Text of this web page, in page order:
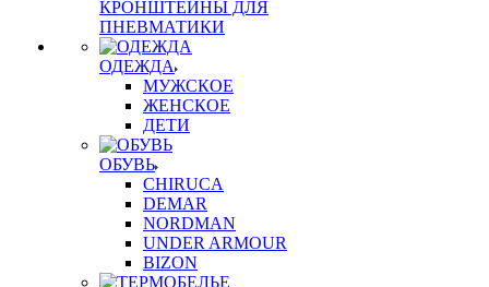
КРОНШТЕЙНЫ ДЛЯ
ПНЕВМАТИКИ
ОДЕЖДА
МУЖСКОЕ
ЖЕНСКОЕ
ДЕТИ
ОБУВЬ
CHIRUCA
DEMAR
NORDMAN
UNDER ARMOUR
BIZON